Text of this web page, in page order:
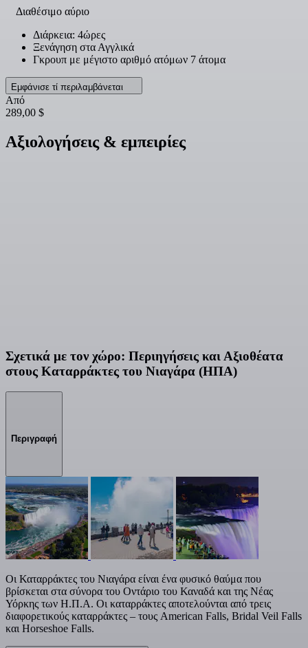
Διαθέσιμο αύριο
Διάρκεια: 4ώρες
Ξενάγηση στα Αγγλικά
Γκρουπ με μέγιστο αριθμό ατόμων 7 άτομα
Εμφάνισε τί περιλαμβάνεται
Από
289,00 $
Αξιολογήσεις & εμπειρίες
Σχετικά με τον χώρο: Περιηγήσεις και Αξιοθέατα
στους Καταρράκτες του Νιαγάρα (ΗΠΑ)
Περιγραφή
Οι Καταρράκτες του Νιαγάρα είναι ένα φυσικό θαύμα που
βρίσκεται στα σύνορα του Οντάριο του Καναδά και της Νέας
Υόρκης των Η.Π.Α. Οι καταρράκτες αποτελούνται από τρεις
διαφορετικούς καταρράκτες – τους American Falls, Bridal Veil Falls
και Horseshoe Falls.